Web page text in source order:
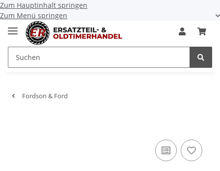
Zum Hauptinhalt springen
Zum Menü springen
Fordson & Ford